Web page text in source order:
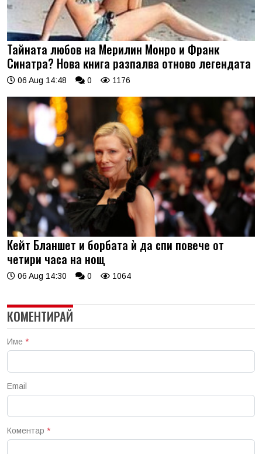
Тайната любов на Мерилин Монро и Франк
Синатра? Нова книга разпалва отново легендата
06 Aug 14:48 0 1176
Кейт Бланшет и борбата ѝ да спи повече от
четири часа на нощ
06 Aug 14:30 0 1064
КОМЕНТИРАЙ
Име *
Email
Коментар *